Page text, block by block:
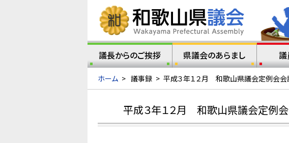
議長からのご挨拶 県議会のあらまし
ホーム > 議事録 > 平成３年１２月 和歌山県議会定例会会
平成３年１２月 和歌山県議会定例